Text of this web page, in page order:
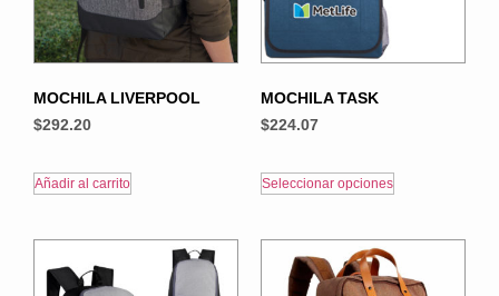
MOCHILA LIVERPOOL
$292.20
Añadir al carrito
MOCHILA TASK
$224.07
Seleccionar opciones